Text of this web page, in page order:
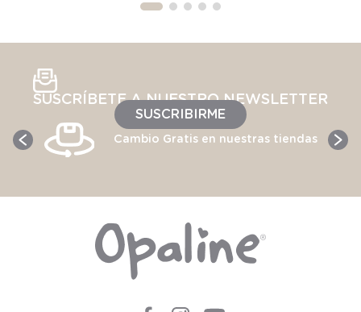
SUSCRÍBETE A NUESTRO NEWSLETTER
SUSCRIBIRME
Cambio Gratis en nuestras tiendas